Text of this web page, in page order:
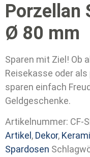
Porzellan
Ø 80 mm
Sparen mit Ziel! Ob
Reisekasse oder
sparen einfach
Geldgeschenke.
Artikelnummer: CF-
Artikel , Dekor,
Spardosen